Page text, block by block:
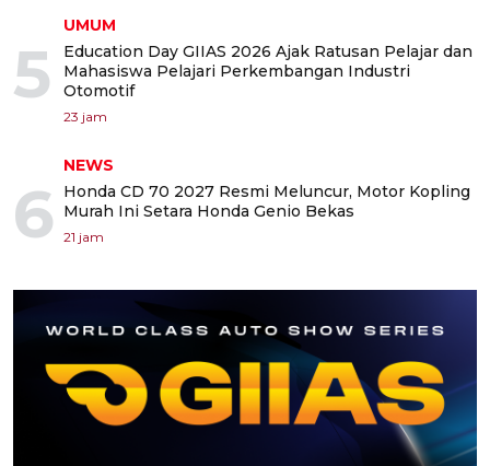
5
UMUM
Education Day GIIAS 2026 Ajak Ratusan Pelajar dan
Mahasiswa Pelajari Perkembangan Industri
Otomotif
23 jam
6
NEWS
Honda CD 70 2027 Resmi Meluncur, Motor Kopling
Murah Ini Setara Honda Genio Bekas
21 jam